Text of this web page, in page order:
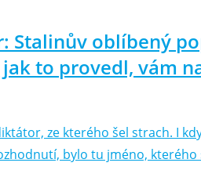
Stalinův oblíbený
to provedl, vám
ze kterého šel strach. I
bylo tu jméno, kterého